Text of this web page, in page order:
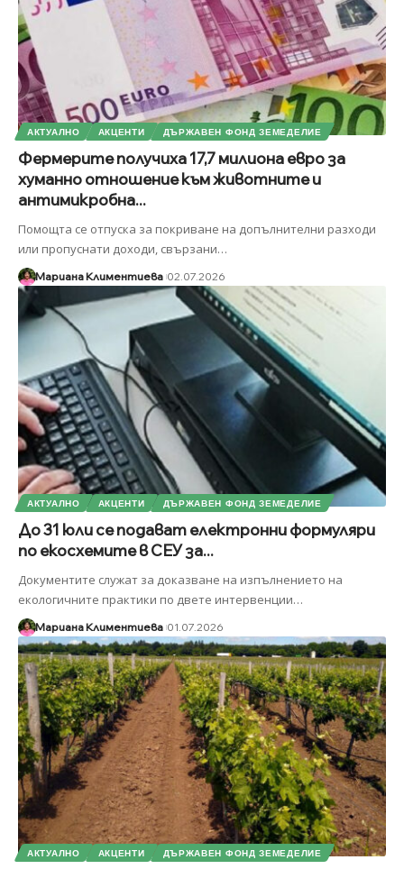
АКТУАЛНО АКЦЕНТИ ДЪРЖАВЕН ФОНД ЗЕМЕДЕЛИЕ
Фермерите получиха 17,7 милиона евро за
хуманно отношение към животните и
антимикробна...
Помощта се отпуска за покриване на допълнителни разходи
или пропуснати доходи, свързани…
Мариана Климентиева 02.07.2026
АКТУАЛНО АКЦЕНТИ ДЪРЖАВЕН ФОНД ЗЕМЕДЕЛИЕ
До 31 юли се подават електронни формуляри
по екосхемите в СЕУ за...
Документите служат за доказване на изпълнението на
екологичните практики по двете интервенции…
Мариана Климентиева 01.07.2026
АКТУАЛНО АКЦЕНТИ ДЪРЖАВЕН ФОНД ЗЕМЕДЕЛИЕ